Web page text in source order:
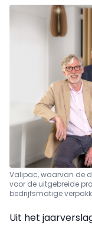
Valipac, waarvan de
voor de uitgebreide
bedrijfsmatige
Uit het